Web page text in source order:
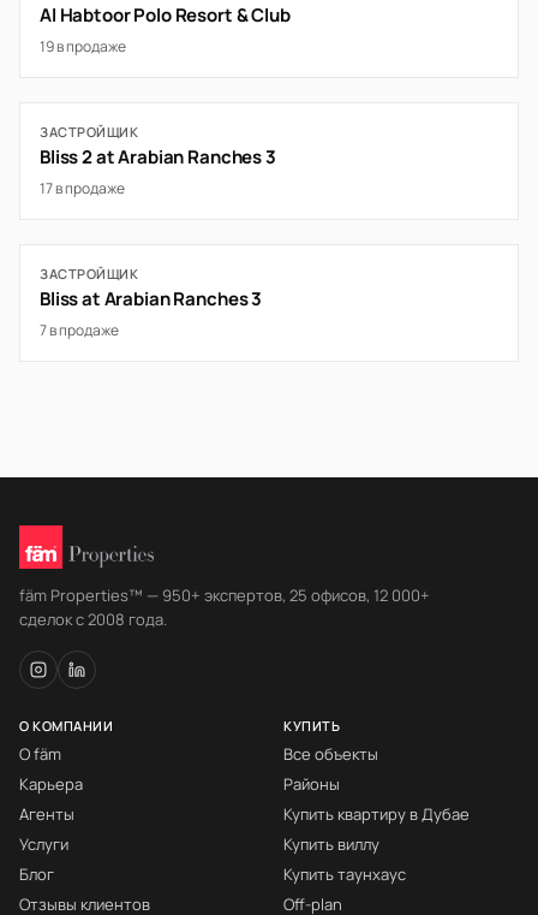
Al Habtoor Polo Resort & Club
19 в продаже
ЗАСТРОЙЩИК
Bliss 2 at Arabian Ranches 3
17 в продаже
ЗАСТРОЙЩИК
Bliss at Arabian Ranches 3
7 в продаже
fäm Properties™ — 950+ экспертов, 25 офисов, 12 000+
сделок с 2008 года.
О КОМПАНИИ
О fäm
Карьера
Агенты
Услуги
Блог
Отзывы клиентов
КУПИТЬ
Все объекты
Районы
Купить квартиру в Дубае
Купить виллу
Купить таунхаус
Off-plan